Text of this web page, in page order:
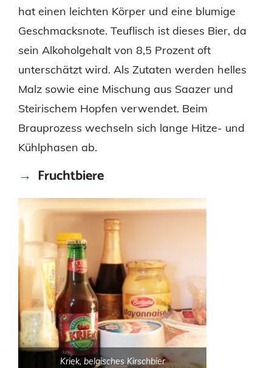
hat einen leichten Körper und eine blumige
Geschmacksnote. Teuflisch ist dieses Bier, da
sein Alkoholgehalt von 8,5 Prozent oft
unterschätzt wird. Als Zutaten werden helles
Malz sowie eine Mischung aus Saazer und
Steirischem Hopfen verwendet. Beim
Brauprozess wechseln sich lange Hitze- und
Kühlphasen ab.
Fruchtbiere
Kriek, belgisches Kirschbier